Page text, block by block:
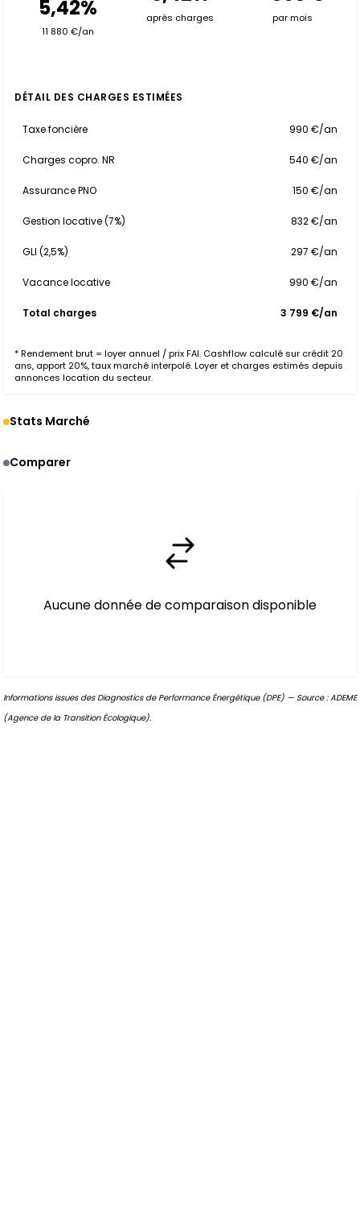
5,42%
11 880 €/an
après charges par mois
DÉTAIL DES CHARGES ESTIMÉES
Taxe foncière 990 €/an
Charges copro. NR 540 €/an
Assurance PNO 150 €/an
Gestion locative (7%) 832 €/an
GLI (2,5%) 297 €/an
Vacance locative 990 €/an
Total charges 3 799 €/an
* Rendement brut = loyer annuel / prix FAI. Cashflow calculé sur crédit 20
ans, apport 20%, taux marché interpolé. Loyer et charges estimés depuis
annonces location du secteur.
Stats Marché
Comparer
Aucune donnée de comparaison disponible
Informations issues des Diagnostics de Performance Énergétique (DPE) — Source : ADEME
(Agence de la Transition Écologique).